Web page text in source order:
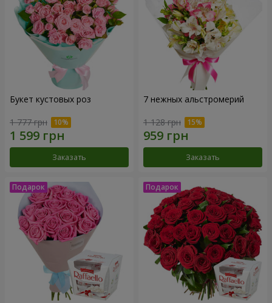
Букет кустовых роз
1 777 грн
Заказать
7 нежных альстромерий
1 128 грн
Заказать